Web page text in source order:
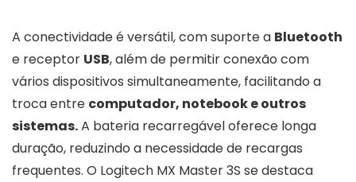
A conectividade é versátil, com suporte a Bluetooth
e receptor USB, além de permitir conexão com
vários dispositivos simultaneamente, facilitando a
troca entre computador, notebook e outros
sistemas.A bateria recarregável oferece longa
duração, reduzindo a necessidade de recargas
frequentes. O Logitech MX Master 3S se destaca